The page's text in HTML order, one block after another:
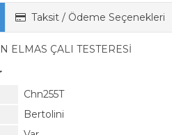
Taksit / Ödeme Seçenekleri
ELMAS ÇALI TESTERESİ
Chn255T
Bertolini